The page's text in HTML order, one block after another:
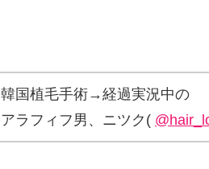
韓国植毛手術→経過実況中の
アラフィフ男、ニツク(